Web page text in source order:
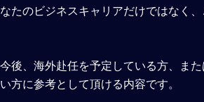
たのビジネスキャリアだけではなく
後、海外赴任を予定している方、ま
方に参考として頂ける内容です。